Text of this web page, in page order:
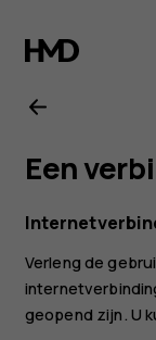
voor
Nokia
8.1
Een
Verleng de
geopend zijn. U